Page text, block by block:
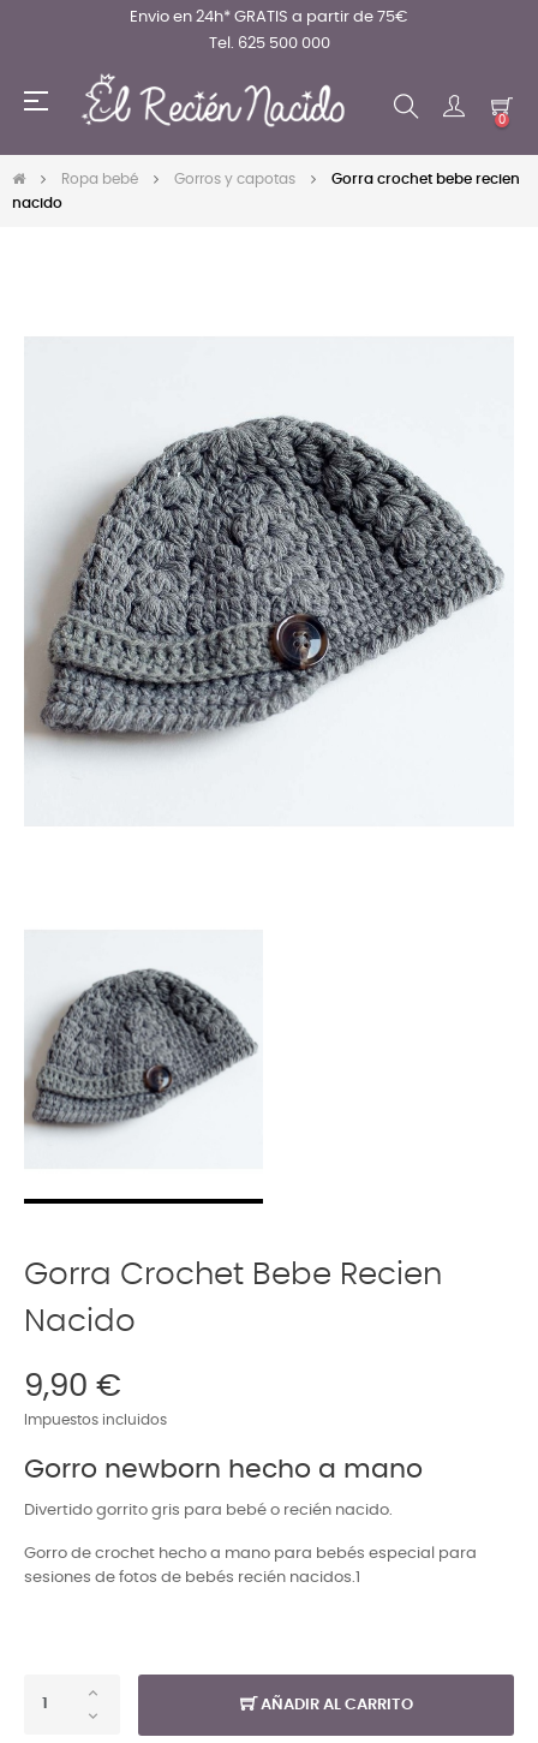
Envio en 24h* GRATIS a partir de 75€
Tel. 625 500 000
Navegación
☰
0
Ropa bebé Gorros y capotas
Gorra crochet bebe recien
nacido
Gorra Crochet Bebe Recien
Nacido
9,90 €
Impuestos incluidos
Gorro newborn hecho a mano
Divertido gorrito gris para bebé o recién nacido.
Gorro de crochet hecho a mano para bebés especial para
sesiones de fotos de bebés recién nacidos.1
AÑADIR AL CARRITO